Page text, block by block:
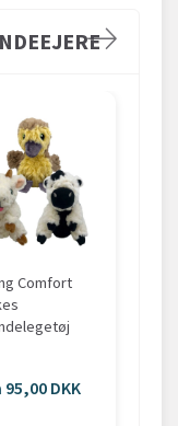
Comfort
DKK